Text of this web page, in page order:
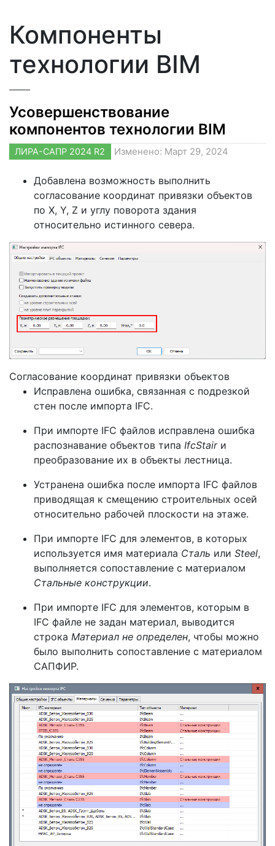
Компоненты
технологии ВIM
Усовершенствование
компонентов технологии BIM
ЛИРА-САПР 2024 R2 Изменено: Март 29, 2024
Добавлена возможность выполнить
согласование координат привязки объектов
по X, Y, Z и углу поворота здания
относительно истинного севера.
Согласование координат привязки объектов
Исправлена ошибка, связанная с подрезкой
стен после импорта IFC.
При импорте IFC файлов исправлена ошибка
распознавание объектов типа IfcStairи
преобразование их в объекты лестница.
Устранена ошибка после импорта IFC файлов
приводящая к смещению строительных осей
относительно рабочей плоскости на этаже.
При импорте IFC для элементов, в которых
используется имя материала Сталь или Steel,
выполняется сопоставление с материалом
Стальные конструкции.
При импорте IFC для элементов, которым в
IFC файле не задан материал, выводится
строка Материал не определен, чтобы можно
было выполнить сопоставление с материалом
САПФИР.